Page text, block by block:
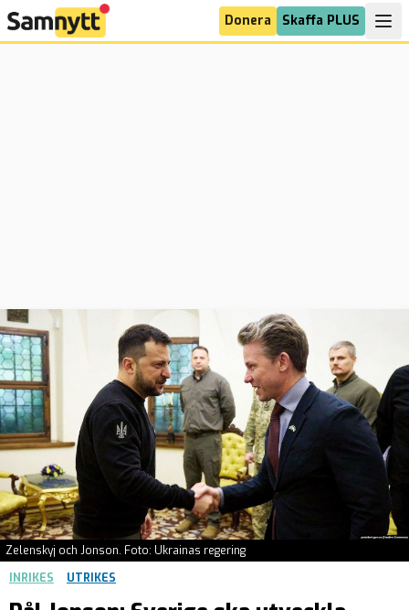
Donera Skaffa PLUS
Zelenskyj och Jonson. Foto: Ukrainas regering
INRIKES
UTRIKES